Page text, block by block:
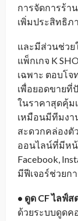
การจัดการร้า
เพิ่มประสิทธิภ
และมีส่วนช่วย
แพ็กเกจ K
เฉพาะ ตอบโ
เพื่อยอดขายที่
ในราคาสุดคุ้ม
เหมือนมีทีมง
สะดวกคล่องตั
ออนไลน์ที่มีห
Facebook,
มีฟีเจอร์ช่วยก
• ดูด CF ไลฟ์ส
ด้วยระบบดูดค